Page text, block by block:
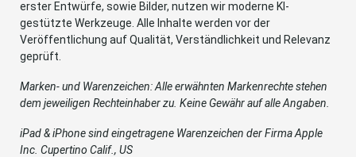
erster Entwürfe, sowie Bilder, nutzen wir moderne KI-
gestützte Werkzeuge. Alle Inhalte werden vor der
Veröffentlichung auf Qualität, Verständlichkeit und Relevanz
geprüft.
Marken- und Warenzeichen: Alle erwähnten Markenrechte stehen
dem jeweiligen Rechteinhaber zu. Keine Gewähr auf alle Angaben.
iPad & iPhone sind eingetragene Warenzeichen der Firma Apple
Inc. Cupertino Calif., US